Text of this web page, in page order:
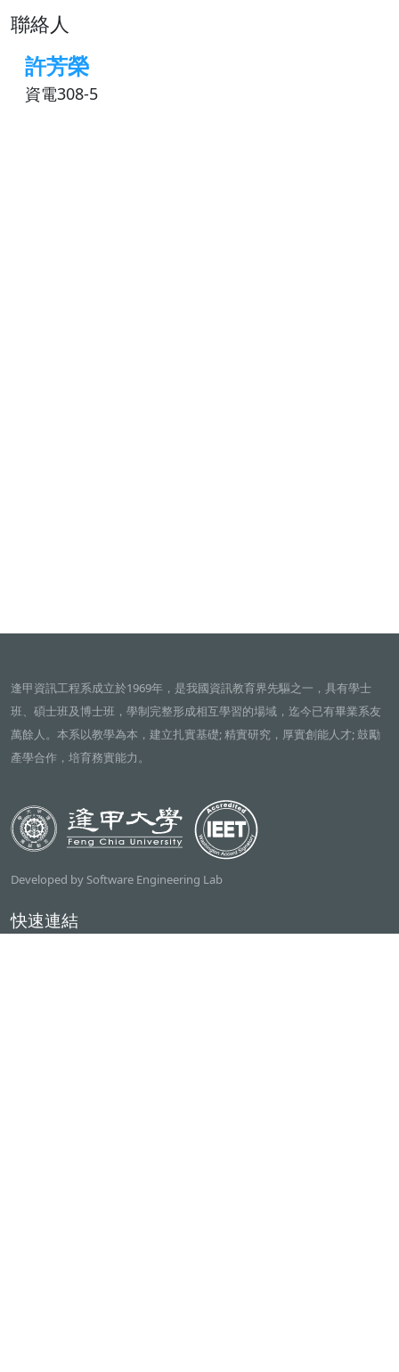
聯絡人
許芳榮
資電308-5
逢甲資訊工程系成立於1969年，是我國資訊教育界先驅之一，具有學士
班、碩士班及博士班，學制完整形成相互學習的場域，迄今已有畢業系友
萬餘人。本系以教學為本，建立扎實基礎; 精實研究，厚實創能人才; 鼓勵
產學合作，培育務實能力。
Developed by Software Engineering Lab
快速連結